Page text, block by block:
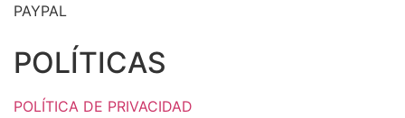
PAYPAL
POLÍTICAS
POLÍTICA DE PRIVACIDAD